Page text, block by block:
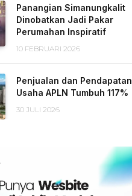
Panangian Simanungkalit
Dinobatkan Jadi Pakar
Perumahan Inspiratif
10 FEBRUARI 2026
Penjualan dan Pendapatan
Usaha APLN Tumbuh 117%
30 JULI 2026